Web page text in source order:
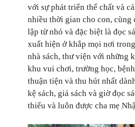
với sự phát triển thể chất và
nhiều thời gian cho con, cùng
lập từ nhỏ và đặc biệt là đọc
xuất hiện ở khắp mọi nơi
nhà sách, thư viện với những
khu vui chơi, trường học,
thuận tiện và thu hút nhất
kệ sách, giá sách và giờ đọc
thiếu và luôn được cha mẹ